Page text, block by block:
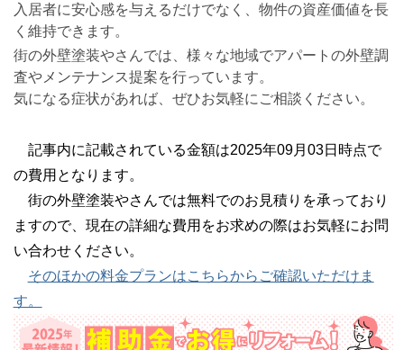
入居者に安心感を与えるだけでなく、物件の資産価値を長
く維持できます。
街の外壁塗装やさんでは、様々な地域でアパートの外壁調
査やメンテナンス提案を行っています。
気になる症状があれば、ぜひお気軽にご相談ください。
記事内に記載されている金額は2025年09月03日時点で
の費用となります。
街の外壁塗装やさんでは無料でのお見積りを承っており
ますので、現在の詳細な費用をお求めの際はお気軽にお問
い合わせください。
そのほかの料金プランはこちらからご確認いただけま
す。